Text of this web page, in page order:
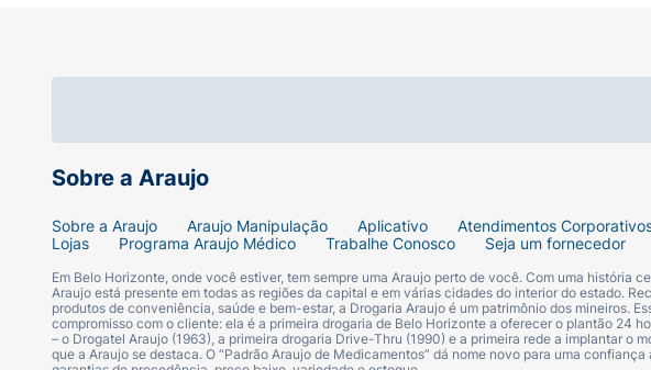
Sobre a Araujo
Sobre a Araujo Araujo Manipulação Aplicativo Atendimentos
Lojas
Programa Araujo Médico Trabalhe Conosco Seja um fornecedor
Em Belo Horizonte, onde você estiver, tem sempre uma Araujo perto de você. Com uma história
Araujo está presente em todas as regiões da capital e em várias cidades do interior do estado.
produtos de conveniência, saúde e bem-estar, a Drogaria Araujo é um patrimônio dos mineiros.
compromisso com o cliente: ela é a primeira drogaria de Belo Horizonte a oferecer o plantão 24
– o Drogatel Araujo (1963), a primeira drogaria Drive-Thru (1990) e a primeira rede a implantar o
que a Araujo se destaca. O “Padrão Araujo de Medicamentos” dá nome novo para uma